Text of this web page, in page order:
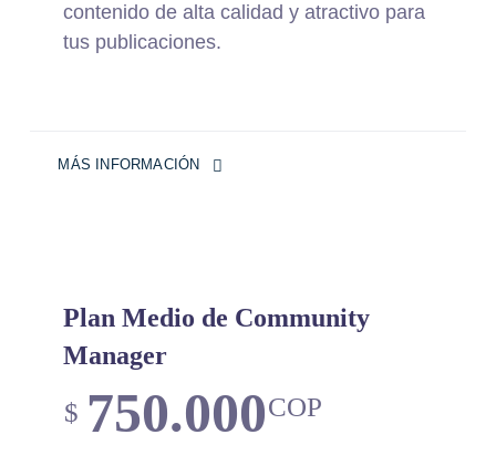
contenido de alta calidad y atractivo para
tus publicaciones.
MÁS INFORMACIÓN
Plan Medio de Community
Manager
$ 750.000COP